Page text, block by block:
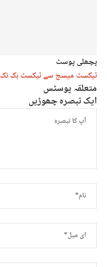
پچھلی پوسٹ
ٹیکسٹ میسج سے ٹیکسٹ بک تک
متعلقہ پوسٹس
ایک تبصرہ چھوڑیں